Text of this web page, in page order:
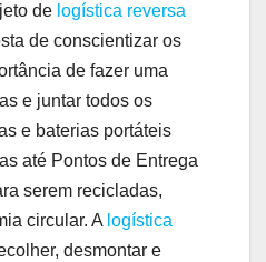
de logística reversa
de conscientizar os
de fazer uma
e juntar todos os
e baterias portáteis
até Pontos de Entrega
serem recicladas,
circular. A logística
desmontar e